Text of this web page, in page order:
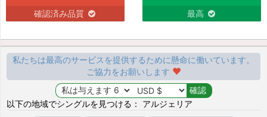
確認済み品質 最高
私たちは最高のサービスを提供するために懸命に働いています。
ご協力をお願いします
以下の地域でシングルを見つける： アルジェリア